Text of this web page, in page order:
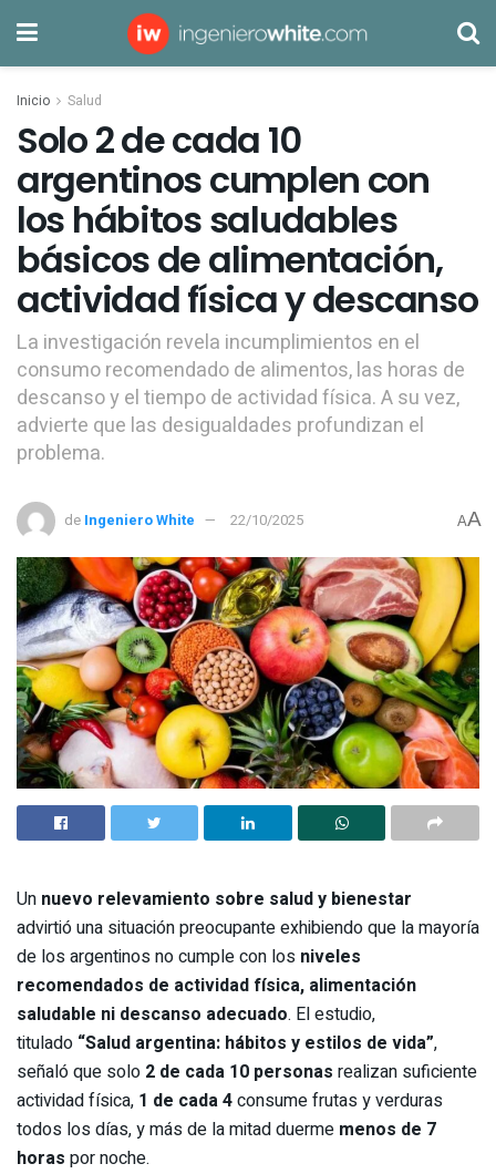
Inicio Salud
Solo 2 de cada 10
argentinos cumplen con
los hábitos saludables
básicos de alimentación,
actividad física y descanso
La investigación revela incumplimientos en el
consumo recomendado de alimentos, las horas de
descanso y el tiempo de actividad física. A su vez,
advierte que las desigualdades profundizan el
problema.
de Ingeniero White 22/10/2025 AA
Un nuevo relevamiento sobre salud y bienestar
advirtió una situación preocupante exhibiendo que la mayoría
de los argentinos no cumple con los niveles
recomendados de actividad física, alimentación
saludable ni descanso adecuado. El estudio,
titulado “Salud argentina: hábitos y estilos de vida”,
señaló que solo 2 de cada 10 personas realizan suficiente
actividad física, 1 de cada 4consume frutas y verduras
todos los días, y más de la mitad duerme menos de 7
horas por noche.